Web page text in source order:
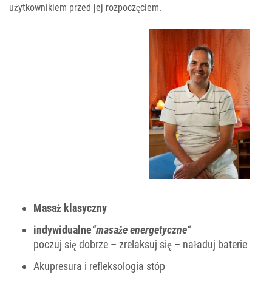
użytkownikiem przed jej rozpoczęciem.
Masaż klasyczny
indywidualne“masaże energetyczne“
poczuj się dobrze – zrelaksuj się – naładuj baterie
Akupresura i refleksologia stóp